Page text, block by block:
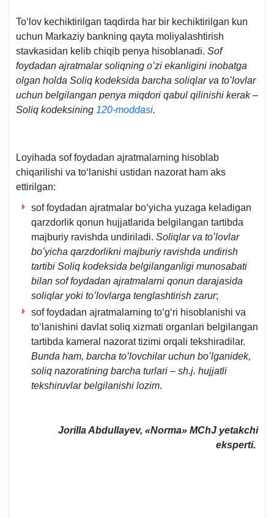
Toʻlov kechiktirilgan taqdirda har bir kechiktirilgan kun
uchun Markaziy bankning qayta moliyalashtirish
stavkasidan kelib chiqib penya hisoblanadi. Sof
foydadan ajratmalar soliqning oʻzi ekanligini inobatga
olgan holda Soliq kodeksida barcha soliqlar va toʻlovlar
uchun belgilangan penya miqdori qabul qilinishi kerak –
Soliq kodeksining 120-moddasi.
Loyihada sof foydadan ajratmalarning hisoblab
chiqarilishi va toʻlanishi ustidan nazorat ham aks
ettirilgan:
sof foydadan ajratmalar boʻyicha yuzaga keladigan
qarzdorlik qonun hujjatlarida belgilangan tartibda
majburiy ravishda undiriladi. Soliqlar va toʻlovlar
boʻyicha qarzdorlikni majburiy ravishda undirish
tartibi Soliq kodeksida belgilanganligi munosabati
bilan sof foydadan ajratmalarni qonun darajasida
soliqlar yoki toʻlovlarga tenglashtirish zarur;
sof foydadan ajratmalarning toʻgʻri hisoblanishi va
toʻlanishini davlat soliq хizmati organlari belgilangan
tartibda kameral nazorat tizimi orqali tekshiradilar.
Bunda ham, barcha toʻlovchilar uchun boʻlganidek,
soliq nazoratining barcha turlari – sh.j. hujjatli
tekshiruvlar belgilanishi lozim.
Jorilla Abdullayev, «Norma» MChJ yetakchi
eksperti.